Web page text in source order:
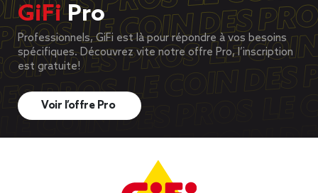
GiFiPro
Professionnels, GiFi est là pour répondre à vos besoins
spécifiques. Découvrez vite notre offre Pro, l’inscription
est gratuite!
Voir l’offre Pro